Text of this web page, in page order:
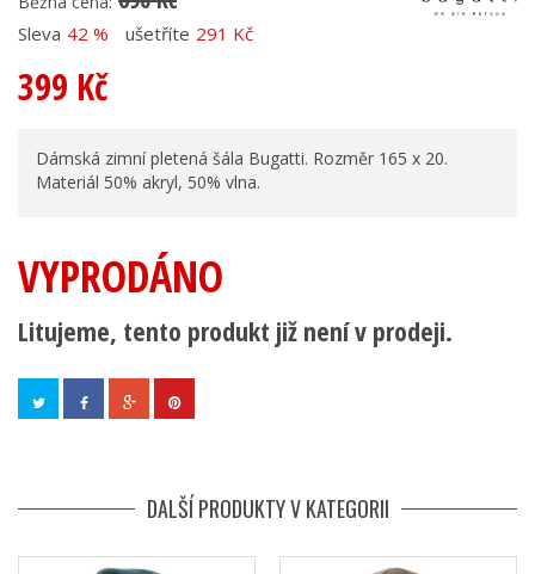
Sleva 42 % ušetříte 291 Kč
399 Kč
Dámská zimní pletená šála Bugatti. Rozměr 165 x 20.
Materiál 50% akryl, 50% vlna.
VYPRODÁNO
Litujeme, tento produkt již není v prodeji.
DALŠÍ PRODUKTY V KATEGORII